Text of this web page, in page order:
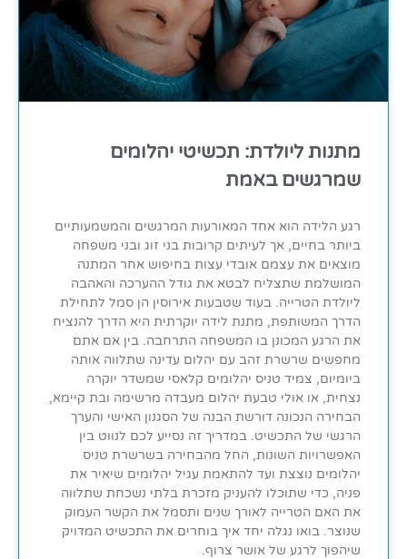
מתנות ליולדת: תכשיטי יהלומים
שמרגשים באמת
רגע הלידה הוא אחד המאורעות המרגשים והמשמעותיים
ביותר בחיים, אך לעיתים קרובות בני זוג ובני משפחה
מוצאים את עצמם אובדי עצות בחיפוש אחר המתנה
המושלמת שתצליח לבטא את גודל ההערכה והאהבה
ליולדת הטרייה. בעוד שטבעות אירוסין הן סמל לתחילת
הדרך המשותפת, מתנת לידה יוקרתית היא הדרך להנציח
את הרגע המכונן בו המשפחה התרחבה. בין אם אתם
מחפשים שרשרת זהב עם יהלום עדינה שתלווה אותה
ביומיום, צמיד טניס יהלומים קלאסי שמשדר יוקרה
נצחית, או אולי טבעת יהלום מעבדה מרשימה ובת קיימא,
הבחירה הנכונה דורשת הבנה של הסגנון האישי והערך
הרגשי של התכשיט. במדריך זה נסייע לכם לנווט בין
האפשרויות השונות, החל מהבחירה בשרשרת טניס
יהלומים נוצצת ועד להתאמת עגיל יהלומים שיאיר את
פניה, כדי שתוכלו להעניק מזכרת בלתי נשכחת שתלווה
את האם הטרייה לאורך שנים ותסמל את הקשר העמוק
שנוצר. בואו נגלה יחד איך בוחרים את התכשיט המדויק
שיהפוך לרגע של אושר צרוף.